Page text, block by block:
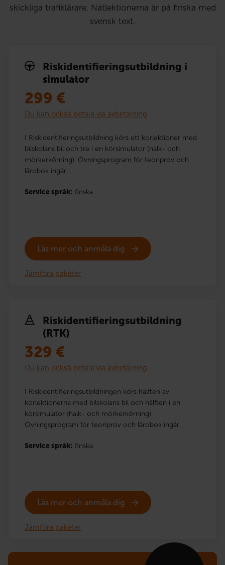
skickliga trafiklärare. Nätlektionerna är på finska med
svensk text.
Risk­identi­fierings­utbildning i
simulator
299 €
Du kan också betala via avbetalning
I Riskidentifieringsutbildning körs ett körlektioner med
bilskolans bil och tre i en körsimulator (halk- och
mörkerkörning). Övningsprogram för teoriprov och
lärobok ingår.
Service språk: finska
Läs mer och anmäla dig
Jämföra paketer
Risk­identi­fierings­utbildning
(RTK)
329 €
Du kan också betala via avbetalning
I Riskidentifieringsutbildningen körs hälften av
körlektionerna med bilskolans bil och hälften i en
körsimulator (halk- och mörkerkörning).
Övningsprogram för teoriprov och lärobok ingår.
Service språk: finska
Läs mer och anmäla dig
Jämföra paketer